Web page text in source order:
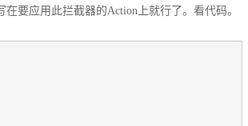
要应用此拦截器的Action上就行了。看代码。